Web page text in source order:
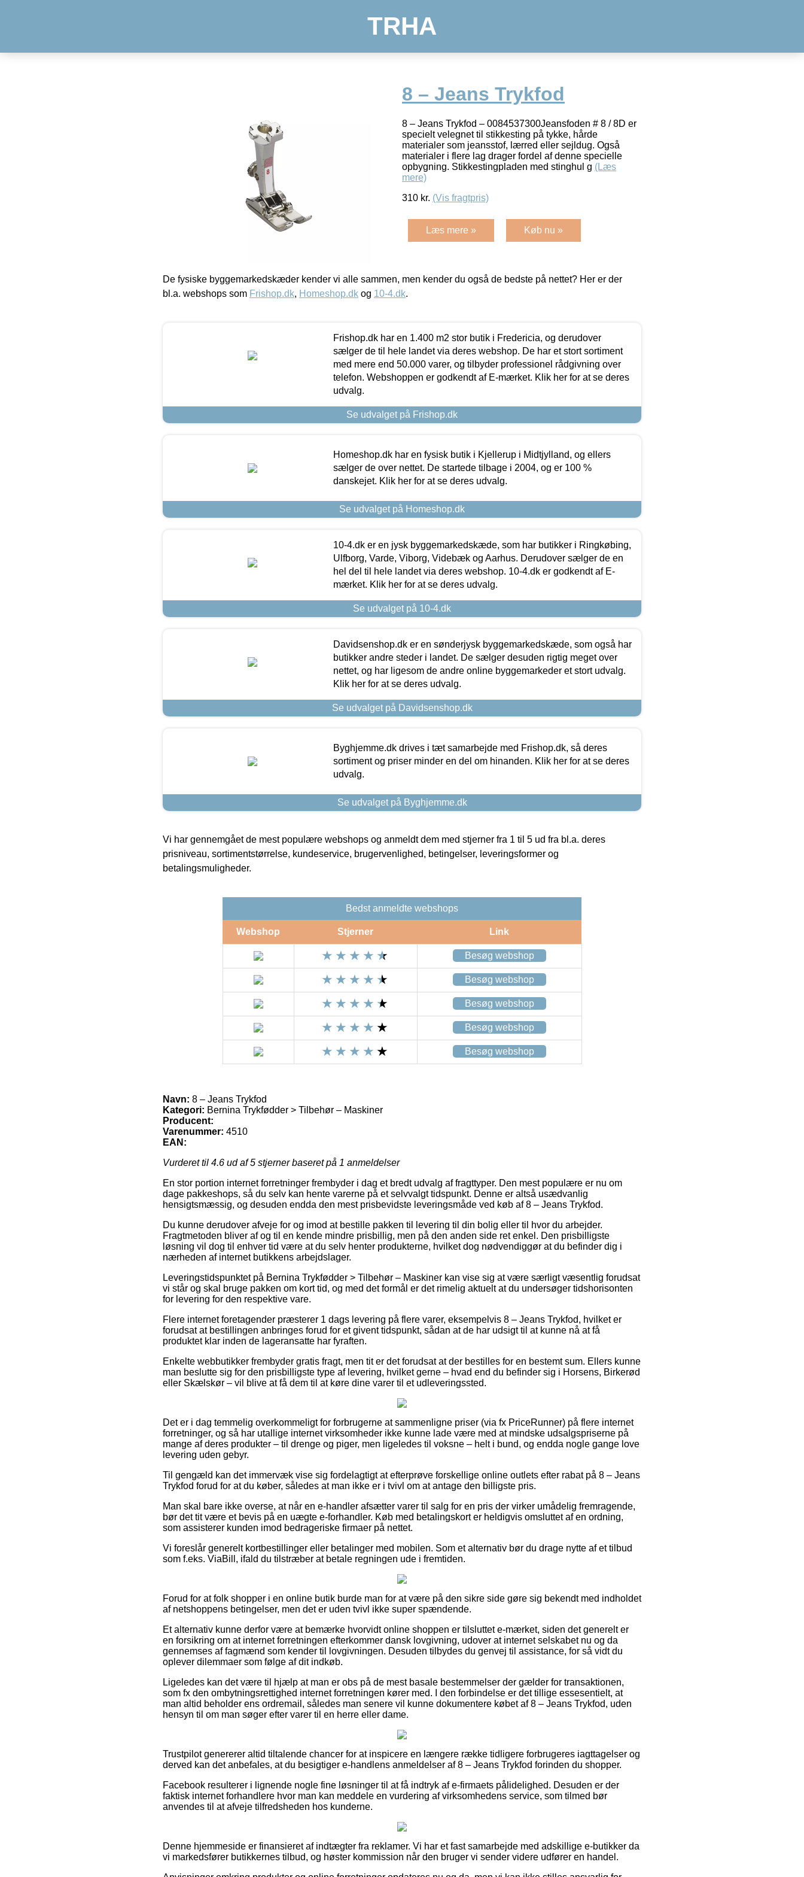
TRHA
8 – Jeans Trykfod
8 – Jeans Trykfod – 0084537300Jeansfoden # 8 / 8D er
specielt velegnet til stikkesting på tykke, hårde
materialer som jeansstof, lærred eller sejldug. Også
materialer i flere lag drager fordel af denne specielle
opbygning. Stikkestingpladen med stinghul g (Læs
mere)
310 kr. (Vis fragtpris)
Læs mere » Køb nu »
De fysiske byggemarkedskæder kender vi alle sammen, men kender du også de bedste på nettet? Her er der
bl.a. webshops som Frishop.dk, Homeshop.dk og 10-4.dk.
Frishop.dk har en 1.400 m2 stor butik i Fredericia, og derudover
sælger de til hele landet via deres webshop. De har et stort sortiment
med mere end 50.000 varer, og tilbyder professionel rådgivning over
telefon. Webshoppen er godkendt af E-mærket. Klik her for at se deres
udvalg.
Se udvalget på Frishop.dk
Homeshop.dk har en fysisk butik i Kjellerup i Midtjylland, og ellers
sælger de over nettet. De startede tilbage i 2004, og er 100 %
danskejet. Klik her for at se deres udvalg.
Se udvalget på Homeshop.dk
10-4.dk er en jysk byggemarkedskæde, som har butikker i Ringkøbing,
Ulfborg, Varde, Viborg, Videbæk og Aarhus. Derudover sælger de en
hel del til hele landet via deres webshop. 10-4.dk er godkendt af E-
mærket. Klik her for at se deres udvalg.
Se udvalget på 10-4.dk
Davidsenshop.dk er en sønderjysk byggemarkedskæde, som også har
butikker andre steder i landet. De sælger desuden rigtig meget over
nettet, og har ligesom de andre online byggemarkeder et stort udvalg.
Klik her for at se deres udvalg.
Se udvalget på Davidsenshop.dk
Byghjemme.dk drives i tæt samarbejde med Frishop.dk, så deres
sortiment og priser minder en del om hinanden. Klik her for at se deres
udvalg.
Se udvalget på Byghjemme.dk
Vi har gennemgået de mest populære webshops og anmeldt dem med stjerner fra 1 til 5 ud fra bl.a. deres
prisniveau, sortimentstørrelse, kundeservice, brugervenlighed, betingelser, leveringsformer og
betalingsmuligheder.
Bedst anmeldte webshops
Webshop Stjerner Link
Besøg webshop
Besøg webshop
Besøg webshop
Besøg webshop
Besøg webshop
Navn: 8 – Jeans Trykfod
Kategori: Bernina Trykfødder > Tilbehør – Maskiner
Producent:
Varenummer: 4510
EAN:
Vurderet til 4.6 ud af 5 stjerner baseret på 1 anmeldelser
En stor portion internet forretninger frembyder i dag et bredt udvalg af fragttyper. Den mest populære er nu om
dage pakkeshops, så du selv kan hente varerne på et selvvalgt tidspunkt. Denne er altså usædvanlig
hensigtsmæssig, og desuden endda den mest prisbevidste leveringsmåde ved køb af 8 – Jeans Trykfod.
Du kunne derudover afveje for og imod at bestille pakken til levering til din bolig eller til hvor du arbejder.
Fragtmetoden bliver af og til en kende mindre prisbillig, men på den anden side ret enkel. Den prisbilligste
løsning vil dog til enhver tid være at du selv henter produkterne, hvilket dog nødvendiggør at du befinder dig i
nærheden af internet butikkens arbejdslager.
Leveringstidspunktet på Bernina Trykfødder > Tilbehør – Maskiner kan vise sig at være særligt væsentlig forudsat
vi står og skal bruge pakken om kort tid, og med det formål er det rimelig aktuelt at du undersøger tidshorisonten
for levering for den respektive vare.
Flere internet foretagender præsterer 1 dags levering på flere varer, eksempelvis 8 – Jeans Trykfod, hvilket er
forudsat at bestillingen anbringes forud for et givent tidspunkt, sådan at de har udsigt til at kunne nå at få
produktet klar inden de lageransatte har fyraften.
Enkelte webbutikker frembyder gratis fragt, men tit er det forudsat at der bestilles for en bestemt sum. Ellers kunne
man beslutte sig for den prisbilligste type af levering, hvilket gerne – hvad end du befinder sig i Horsens, Birkerød
eller Skælskør – vil blive at få dem til at køre dine varer til et udleveringssted.
Det er i dag temmelig overkommeligt for forbrugerne at sammenligne priser (via fx PriceRunner) på flere internet
forretninger, og så har utallige internet virksomheder ikke kunne lade være med at mindske udsalgspriserne på
mange af deres produkter – til drenge og piger, men ligeledes til voksne – helt i bund, og endda nogle gange love
levering uden gebyr.
Til gengæld kan det immervæk vise sig fordelagtigt at efterprøve forskellige online outlets efter rabat på 8 – Jeans
Trykfod forud for at du køber, således at man ikke er i tvivl om at antage den billigste pris.
Man skal bare ikke overse, at når en e-handler afsætter varer til salg for en pris der virker umådelig fremragende,
bør det tit være et bevis på en uægte e-forhandler. Køb med betalingskort er heldigvis omsluttet af en ordning,
som assisterer kunden imod bedrageriske firmaer på nettet.
Vi foreslår generelt kortbestillinger eller betalinger med mobilen. Som et alternativ bør du drage nytte af et tilbud
som f.eks. ViaBill, ifald du tilstræber at betale regningen ude i fremtiden.
Forud for at folk shopper i en online butik burde man for at være på den sikre side gøre sig bekendt med indholdet
af netshoppens betingelser, men det er uden tvivl ikke super spændende.
Et alternativ kunne derfor være at bemærke hvorvidt online shoppen er tilsluttet e-mærket, siden det generelt er
en forsikring om at internet forretningen efterkommer dansk lovgivning, udover at internet selskabet nu og da
gennemses af fagmænd som kender til lovgivningen. Desuden tilbydes du genvej til assistance, for så vidt du
oplever dilemmaer som følge af dit indkøb.
Ligeledes kan det være til hjælp at man er obs på de mest basale bestemmelser der gælder for transaktionen,
som fx den ombytningsrettighed internet forretningen kører med. I den forbindelse er det tillige essesentielt, at
man altid beholder ens ordremail, således man senere vil kunne dokumentere købet af 8 – Jeans Trykfod, uden
hensyn til om man søger efter varer til en herre eller dame.
Trustpilot genererer altid tiltalende chancer for at inspicere en længere række tidligere forbrugeres iagttagelser og
derved kan det anbefales, at du besigtiger e-handlens anmeldelser af 8 – Jeans Trykfod forinden du shopper.
Facebook resulterer i lignende nogle fine løsninger til at få indtryk af e-firmaets pålidelighed. Desuden er der
faktisk internet forhandlere hvor man kan meddele en vurdering af virksomhedens service, som tilmed bør
anvendes til at afveje tilfredsheden hos kunderne.
Denne hjemmeside er finansieret af indtægter fra reklamer. Vi har et fast samarbejde med adskillige e-butikker da
vi markedsfører butikkernes tilbud, og høster kommission når den bruger vi sender videre udfører en handel.